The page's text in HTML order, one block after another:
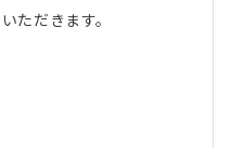
ただきます。